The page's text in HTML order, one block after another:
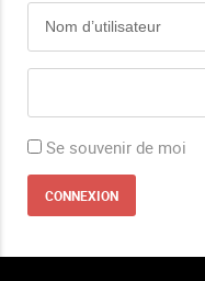
Se souvenir de moi